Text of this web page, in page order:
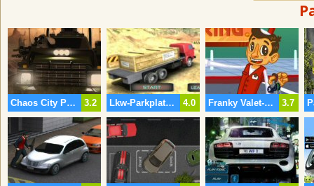
3.2
Chaos City Parking 4.0
Lkw-Parkplatz-3D 3.7
Franky Valet-Parking